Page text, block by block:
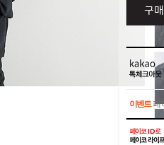
구
이벤트페
이벤트페